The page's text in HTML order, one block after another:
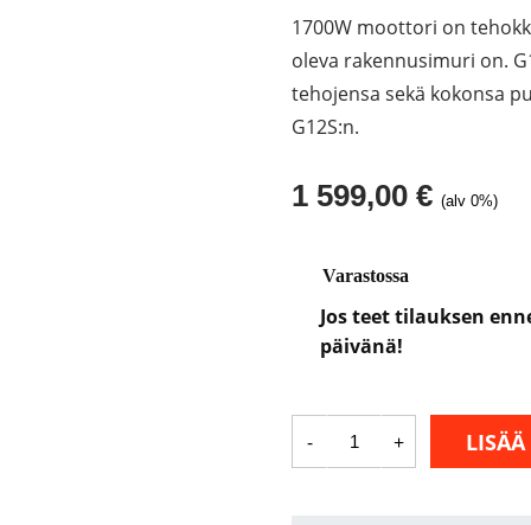
1700W moottori on
oleva rakennusimuri on.
tehojensa sekä kokonsa
G12S:n.
1 599,00€ (alv 0%)
Varastossa
Jos teet tilauksen
päivänä!
-
Rakennusimuri
G12S
määrä
+